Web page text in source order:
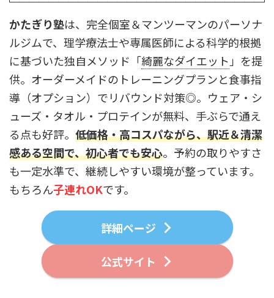
かたぎり塾は、完全個室＆マンツーマンのパーソナ
ルジムで、理学療法士や専属医師による科学的根拠
に基づいた独自メソッド「綺麗なダイエット」を提
供。オーダーメイドのトレーニングプランと食事指
導（オプション）でリバウンド対策◎。ウェア・シ
ューズ・タオル・プロテインが無料、手ぶらで通え
る点も好評。 低価格・高コスパながら、駅近＆清潔
感ある空間で、初心者でも安心。予約の取りやすさ
も一定水準で、継続しやすい環境が整っています。
もちろん子連れOKです。
詳細ページ
公式サイト